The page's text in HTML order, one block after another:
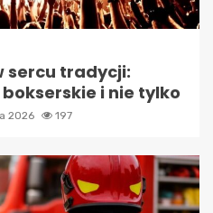
sercu tradycji:
i nie tylko
2026 197